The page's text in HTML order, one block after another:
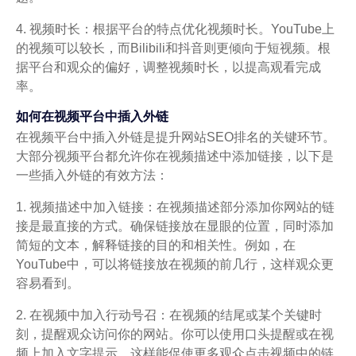
4. 视频时长：根据平台的特点优化视频时长。YouTube上
的视频可以较长，而Bilibili和抖音则更倾向于短视频。根
据平台和观众的偏好，调整视频时长，以提高观看完成
率。
如何在视频平台中插入外链
在视频平台中插入外链是提升网站SEO排名的关键环节。
大部分视频平台都允许你在视频描述中添加链接，以下是
一些插入外链的有效方法：
1. 视频描述中加入链接：在视频描述部分添加你网站的链
接是最直接的方式。确保链接放在显眼的位置，同时添加
简短的文本，解释链接的目的和相关性。例如，在
YouTube中，可以将链接放在视频的前几行，这样观众更
容易看到。
2. 在视频中加入行动号召：在视频的结尾或某个关键时
刻，提醒观众访问你的网站。你可以使用口头提醒或在视